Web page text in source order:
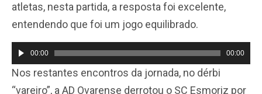
atletas, nesta partida, a resposta foi excelente,
entendendo que foi um jogo equilibrado.
Reprodutor
de
áudio
00:00 00:00
Nos restantes encontros da jornada, no dérbi
“vareiro”, a AD Ovarense derrotou o SC Esmoriz por